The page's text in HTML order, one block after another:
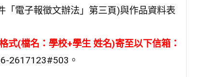
「電子報徵文辦法」第三頁)與作品資料表
式(檔名：學校+學生 姓名)寄至以下信箱：
2617123#503。